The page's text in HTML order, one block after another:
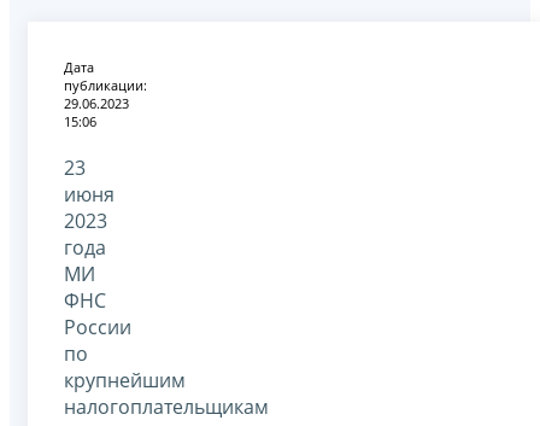
Дата
публикации:
29.06.2023
15:06
23
июня
2023
года
МИ
ФНС
России
по
крупнейшим
налогоплательщикам